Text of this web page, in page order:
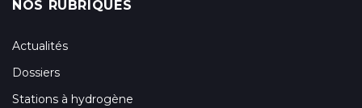
NOS RUBRIQUES
Actualités
Dossiers
Stations à hydrogène